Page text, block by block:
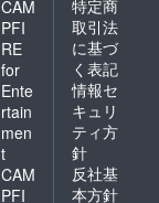
CAM
PFI
RE
for
Ente
rtain
men
t
CAM
PFI
特定商
取引法
に基づ
く表記
情報セ
キュリ
ティ方
針
反社基
本方針